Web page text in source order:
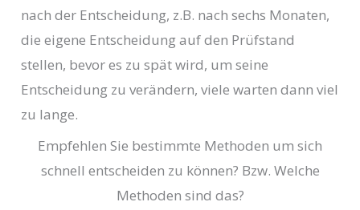
nach der Entscheidung, z.B. nach sechs Monaten,
die eigene Entscheidung auf den Prüfstand
stellen, bevor es zu spät wird, um seine
Entscheidung zu verändern, viele warten dann viel
zu lange.
Empfehlen Sie bestimmte Methoden um sich
schnell entscheiden zu können? Bzw. Welche
Methoden sind das?